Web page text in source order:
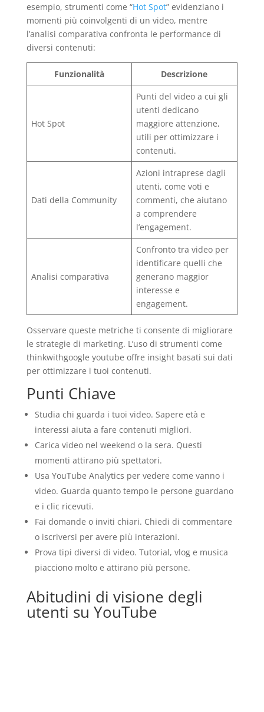
esempio, strumenti come “Hot Spot” evidenziano i
momenti più coinvolgenti di un video, mentre
l’analisi comparativa confronta le performance di
diversi contenuti:
Funzionalità Descrizione
Hot Spot
Punti del video a cui gli
utenti dedicano
maggiore attenzione,
utili per ottimizzare i
contenuti.
Dati della Community
Azioni intraprese dagli
utenti, come voti e
commenti, che aiutano
a comprendere
l’engagement.
Analisi comparativa
Confronto tra video per
identificare quelli che
generano maggior
interesse e
engagement.
Osservare queste metriche ti consente di migliorare
le strategie di marketing. L’uso di strumenti come
thinkwithgoogle youtube offre insight basati sui dati
per ottimizzare i tuoi contenuti.
Punti Chiave
Studia chi guarda i tuoi video. Sapere età e
interessi aiuta a fare contenuti migliori.
Carica video nel weekend o la sera. Questi
momenti attirano più spettatori.
Usa YouTube Analytics per vedere come vanno i
video. Guarda quanto tempo le persone guardano
e i clic ricevuti.
Fai domande o inviti chiari. Chiedi di commentare
o iscriversi per avere più interazioni.
Prova tipi diversi di video. Tutorial, vlog e musica
piacciono molto e attirano più persone.
Abitudini di visione degli
utenti su YouTube